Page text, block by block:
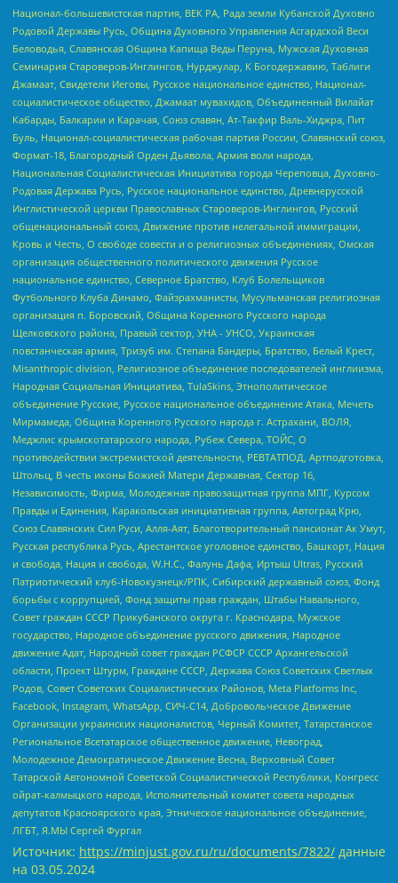
Национал-большевистская партия, ВЕК РА, Рада земли Кубанской Духовно
Родовой Державы Русь, Община Духовного Управления Асгардской Веси
Беловодья, Славянская Община Капища Веды Перуна, Мужская Духовная
Семинария Староверов-Инглингов, Нурджулар, К Богодержавию, Таблиги
Джамаат, Свидетели Иеговы, Русское национальное единство, Национал-
социалистическое общество, Джамаат мувахидов, Объединенный Вилайат
Кабарды, Балкарии и Карачая, Союз славян, Ат-Такфир Валь-Хиджра, Пит
Буль, Национал-социалистическая рабочая партия России, Славянский союз,
Формат-18, Благородный Орден Дьявола, Армия воли народа,
Национальная Социалистическая Инициатива города Череповца, Духовно-
Родовая Держава Русь, Русское национальное единство, Древнерусской
Инглистической церкви Православных Староверов-Инглингов, Русский
общенациональный союз, Движение против нелегальной иммиграции,
Кровь и Честь, О свободе совести и о религиозных объединениях, Омская
организация общественного политического движения Русское
национальное единство, Северное Братство, Клуб Болельщиков
Футбольного Клуба Динамо, Файзрахманисты, Мусульманская религиозная
организация п. Боровский, Община Коренного Русского народа
Щелковского района, Правый сектор, УНА - УНСО, Украинская
повстанческая армия, Тризуб им. Степана Бандеры, Братство, Белый Крест,
Misanthropic division, Религиозное объединение последователей инглиизма,
Народная Социальная Инициатива, TulaSkins, Этнополитическое
объединение Русские, Русское национальное объединение Атака, Мечеть
Мирмамеда, Община Коренного Русского народа г. Астрахани, ВОЛЯ,
Меджлис крымскотатарского народа, Рубеж Севера, ТОЙС, О
противодействии экстремистской деятельности, РЕВТАТПОД, Артподготовка,
Штольц, В честь иконы Божией Матери Державная, Сектор 16,
Независимость, Фирма, Молодежная правозащитная группа МПГ, Курсом
Правды и Единения, Каракольская инициативная группа, Автоград Крю,
Союз Славянских Сил Руси, Алля-Аят, Благотворительный пансионат Ак Умут,
Русская республика Русь, Арестантское уголовное единство, Башкорт, Нация
и свобода, Нация и свобода, W.H.С., Фалунь Дафа, Иртыш Ultras, Русский
Патриотический клуб-Новокузнецк/РПК, Сибирский державный союз, Фонд
борьбы с коррупцией, Фонд защиты прав граждан, Штабы Навального,
Совет граждан СССР Прикубанского округа г. Краснодара, Мужское
государство, Народное объединение русского движения, Народное
движение Адат, Народный совет граждан РСФСР СССР Архангельской
области, Проект Штурм, Граждане СССР, Держава Союз Советских Светлых
Родов, Совет Советских Социалистических Районов, Meta Platforms Inc,
Facebook, Instagram, WhatsApp, СИЧ-С14, Добровольческое Движение
Организации украинских националистов, Черный Комитет, Татарстанское
Региональное Всетатарское общественное движение, Невоград,
Молодежное Демократическое Движение Весна, Верховный Совет
Татарской Автономной Советской Социалистической Республики, Конгресс
ойрат-калмыцкого народа, Исполнительный комитет совета народных
депутатов Красноярского края, Этническое национальное объединение,
ЛГБТ, Я.МЫ Сергей Фургал
Источник: https://minjust.gov.ru/ru/documents/7822/ данные
на 03.05.2024